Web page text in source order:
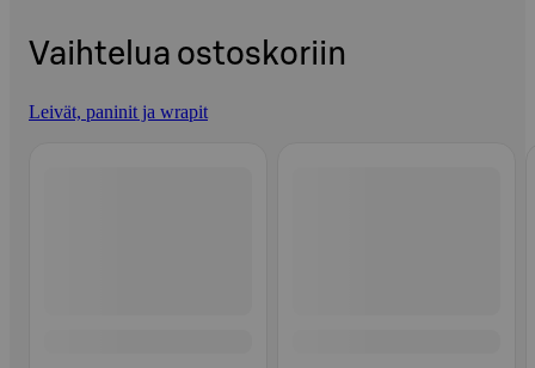
Vaihtelua ostoskoriin
Leivät, paninit ja wrapit